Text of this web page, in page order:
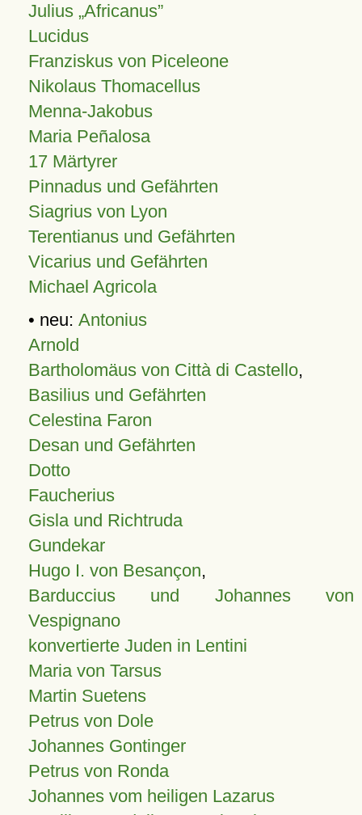
Julius Africanus
Lucidus
Franziskus von Piceleone
Nikolaus Thomacellus
Menna-Jakobus
Maria Peñalosa
17 Märtyrer
Pinnadus und Gefährten
Siagrius von Lyon
Terentianus und Gefährten
Vicarius und Gefährten
Michael Agricola
• neu: Antonius
Arnold
Bartholomäus von Città di Castello,
Basilius und Gefährten
Celestina Faron
Desan und Gefährten
Dotto
Faucherius
Gisla und Richtruda
Gundekar
Hugo I. von Besançon,
Barduccius und Johannes von
Vespignano
konvertierte Juden in Lentini
Maria von Tarsus
Martin Suetens
Petrus von Dole
Johannes Gontinger
Petrus von Ronda
Johannes vom heiligen Lazarus